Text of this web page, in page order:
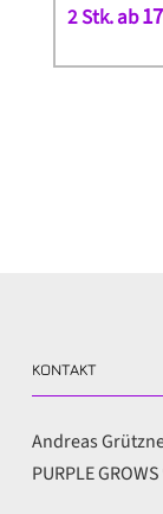
2 Stk. ab
KONTAKT
Andreas
PURPLE GROWS